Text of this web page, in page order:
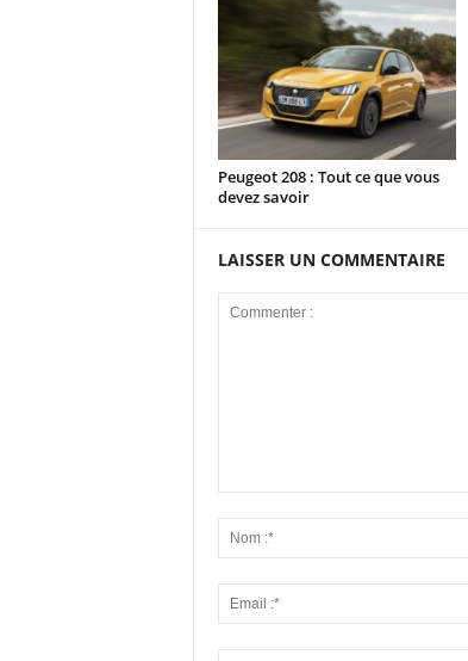
Peugeot 208 : Tout ce que vous
devez savoir
LAISSER UN COMMENTAIRE